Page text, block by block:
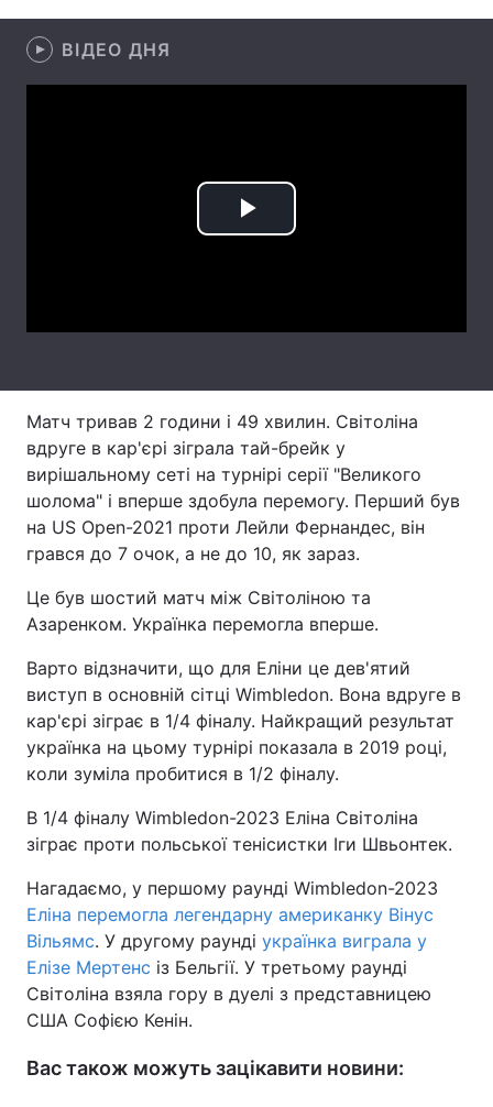
Здоров'я
Контакти
Послуги
Тема оформлення
ВІДЕО ДНЯ
Play
Матч тривав 2 години і 49 хвилин. Світоліна
вдруге в кар'єрі зіграла тай-брейк у
вирішальному сеті на турнірі серії "Великого
шолома" і вперше здобула перемогу. Перший був
на US Open-2021 проти Лейли Фернандес, він
грався до 7 очок, а не до 10, як зараз.
Це був шостий матч між Світоліною та
Азаренком. Українка перемогла вперше.
Варто відзначити, що для Еліни це дев'ятий
виступ в основній сітці Wimbledon. Вона вдруге в
кар'єрі зіграє в 1/4 фіналу. Найкращий результат
українка на цьому турнірі показала в 2019 році,
коли зуміла пробитися в 1/2 фіналу.
В 1/4 фіналу Wimbledon-2023 Еліна Світоліна
зіграє проти польської тенісистки Іги Швьонтек.
Нагадаємо, у першому раунді Wimbledon-2023
Еліна перемогла легендарну американку Вінус
Вільямс. У другому раунді українка виграла у
Елізе Мертенс із Бельгії. У третьому раунді
Світоліна взяла гору в дуелі з представницею
США Софією Кенін.
Вас також можуть зацікавити новини: